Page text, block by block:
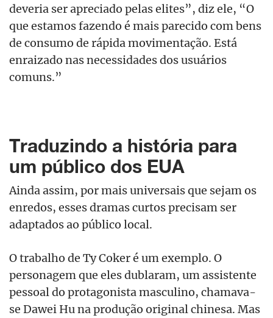
deveria ser apreciado pelas elites”, diz ele, “O
que estamos fazendo é mais parecido com bens
de consumo de rápida movimentação. Está
enraizado nas necessidades dos usuários
comuns.”
Traduzindo a história para
um público dos EUA
Ainda assim, por mais universais que sejam os
enredos, esses dramas curtos precisam ser
adaptados ao público local.
O trabalho de Ty Coker é um exemplo. O
personagem que eles dublaram, um assistente
pessoal do protagonista masculino, chamava-
se Dawei Hu na produção original chinesa. Mas